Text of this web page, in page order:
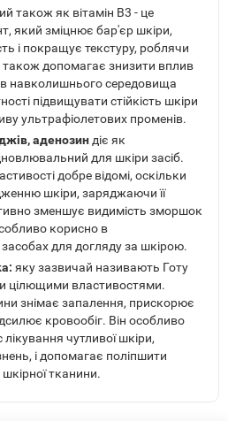
також як вітамін B3 - це
який зміцнює бар'єр шкіри,
і покращує текстуру, роблячи
допомагає знизити вплив
навколишнього середовища
підвищувати стійкість шкіри
ультрафіолетових променів.
аденозин діє як
для шкіри засіб.
добре відомі, оскільки
шкіри, заряджаючи її
зменшує видимість зморшок
корисно в
для догляду за шкірою.
яку зазвичай називають Готу
цілющими властивостями.
знімає запалення, прискорює
кровообіг. Він особливо
чутливої шкіри,
і допомагає поліпшити
тканини.